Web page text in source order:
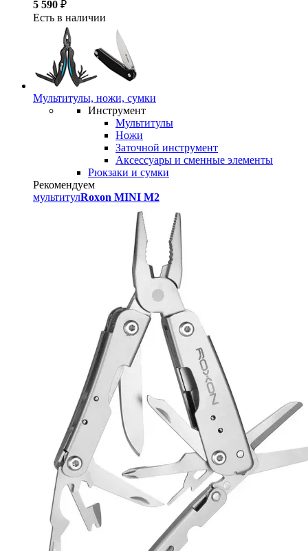
5 590 ₽
Есть в наличии
Мультитулы, ножи, сумки
Инструмент
Мультитулы
Ножи
Заточной инструмент
Аксессуары и сменные элементы
Рюкзаки и сумки
Рекомендуем
мультитулRoxon MINI M2